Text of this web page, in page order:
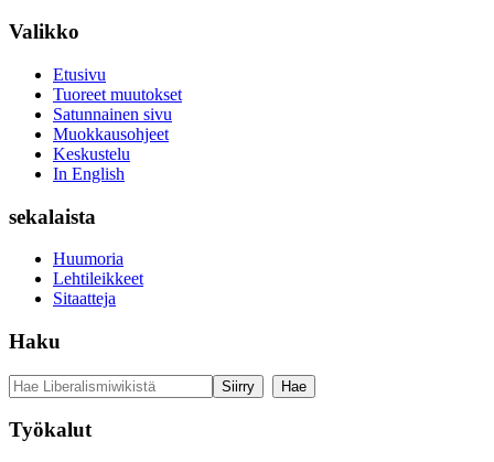
Valikko
Etusivu
Tuoreet muutokset
Satunnainen sivu
Muokkausohjeet
Keskustelu
In English
sekalaista
Huumoria
Lehtileikkeet
Sitaatteja
Haku
Työkalut